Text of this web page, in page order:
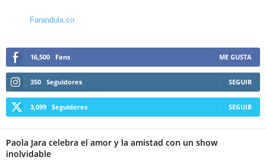
Farandula.co
16,500 Fans ME GUSTA
350 Seguidores SEGUIR
3,099 Seguidores SEGUIR
Paola Jara celebra el amor y la amistad con un show
inolvidable